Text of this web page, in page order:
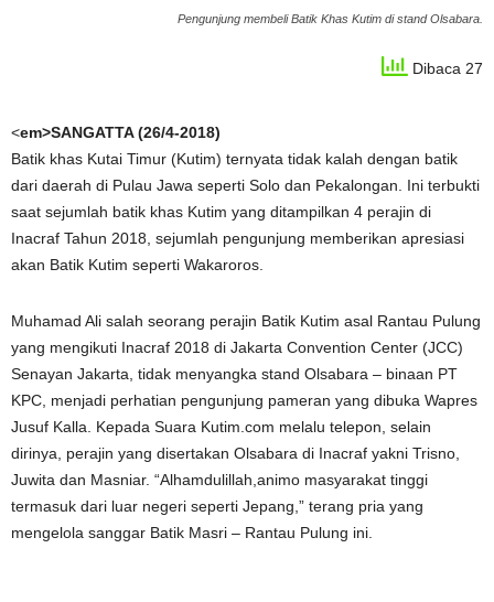
Pengunjung membeli Batik Khas Kutim di stand Olsabara.
Dibaca 27
<em>SANGATTA (26/4-2018)
Batik khas Kutai Timur (Kutim) ternyata tidak kalah dengan batik
dari daerah di Pulau Jawa seperti Solo dan Pekalongan. Ini terbukti
saat sejumlah batik khas Kutim yang ditampilkan 4 perajin di
Inacraf Tahun 2018, sejumlah pengunjung memberikan apresiasi
akan Batik Kutim seperti Wakaroros.
Muhamad Ali salah seorang perajin Batik Kutim asal Rantau Pulung
yang mengikuti Inacraf 2018 di Jakarta Convention Center (JCC)
Senayan Jakarta, tidak menyangka stand Olsabara – binaan PT
KPC, menjadi perhatian pengunjung pameran yang dibuka Wapres
Jusuf Kalla. Kepada Suara Kutim.com melalu telepon, selain
dirinya, perajin yang disertakan Olsabara di Inacraf yakni Trisno,
Juwita dan Masniar. “Alhamdulillah,animo masyarakat tinggi
termasuk dari luar negeri seperti Jepang,” terang pria yang
mengelola sanggar Batik Masri – Rantau Pulung ini.